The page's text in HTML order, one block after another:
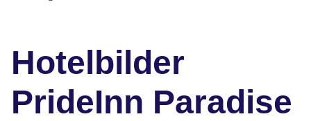
Hotelbilder
PrideInn Paradise